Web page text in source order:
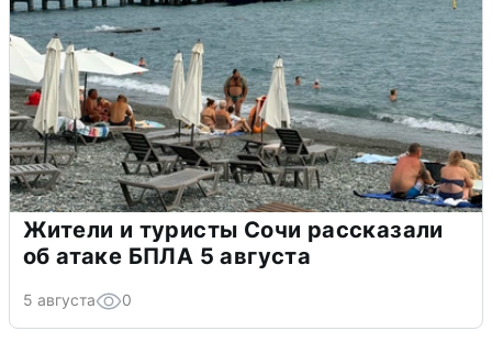
Жители и туристы Сочи рассказали
об атаке БПЛА 5 августа
5 августа 0